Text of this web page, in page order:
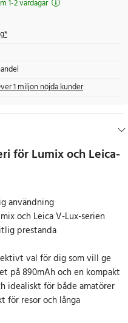
1-2 vardagar
1 miljon nöjda kunder
för Lumix och Leica-
användning
och Leica V-Lux-serien
prestanda
val för dig som vill ge
på 890mAh och en kompakt
idealiskt för både amatörer
för resor och långa